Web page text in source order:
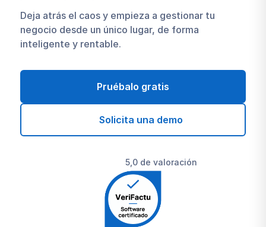
Deja atrás el caos y empieza a gestionar tu
negocio desde un único lugar, de forma
inteligente y rentable.
Pruébalo gratis
Solicita una demo
5,0 de valoración